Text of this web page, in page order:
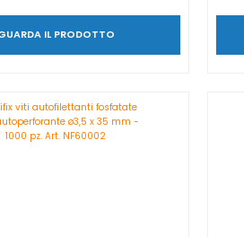
IL PRODOTTO